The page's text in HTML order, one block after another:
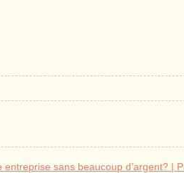
sans beaucoup d’argent? |